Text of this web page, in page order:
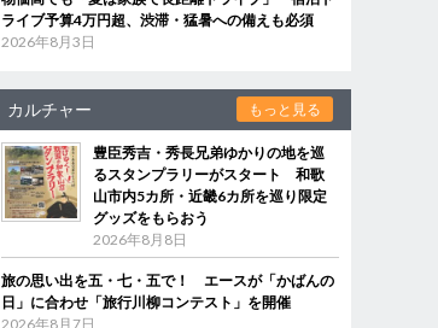
ライブ予算4万円超、渋滞・猛暑への備えも必須
2026年8月3日
カルチャー もっと見る
豊臣秀吉・秀長兄弟ゆかりの地を巡
るスタンプラリーがスタート 和歌
山市内5カ所・近畿6カ所を巡り限定
グッズをもらおう
2026年8月8日
旅の思い出を五・七・五で！ エースが「かばんの
日」に合わせ「旅行川柳コンテスト」を開催
2026年8月7日